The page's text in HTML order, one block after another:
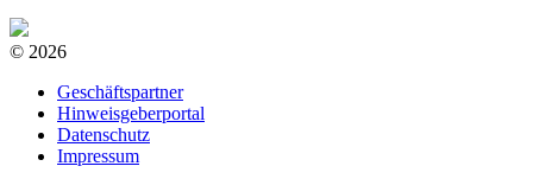
© 2026
Geschäftspartner
Hinweisgeberportal
Datenschutz
Impressum